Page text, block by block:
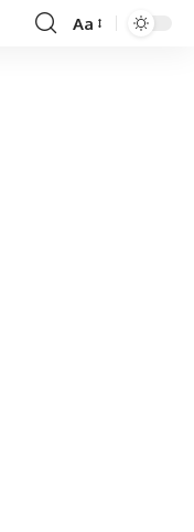
Font
Aa